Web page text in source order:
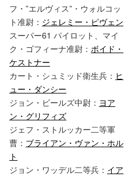
フ・”エルヴィス”・ウォルコッ
ト准尉： ジェレミー・ピヴェン
スーパー61 パイロット、マイ
ク・ゴフィーナ准尉： ボイド・
ケストナー
カート・シュミッド衛生兵： ヒ
ュー・ダンシー
ジョン・ビールズ中尉： ヨア
ン・グリフィズ
ジェフ・ストルッカー二等軍
曹： ブライアン・ヴァン・ホル
ト
ジョン・ワッデル二等兵： イア